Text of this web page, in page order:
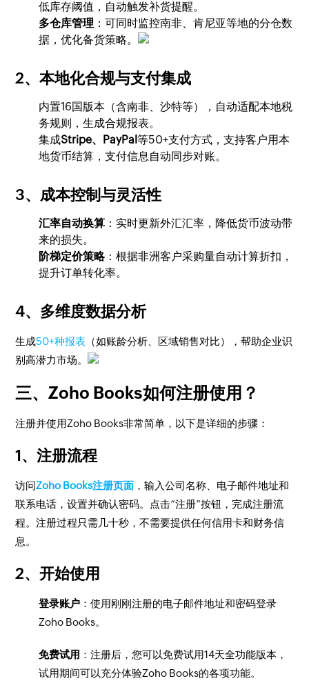
低库存阈值，自动触发补货提醒。
多仓库管理 ：可同时监控南非、肯尼亚等地的分仓数
据，优化备货策略。
2、本地化合规与支付集成
内置16国版本（含南非、沙特等），自动适配本地税
务规则，生成合规报表。
集成Stripe、PayPal等50+支付方式，支持客户用本
地货币结算，支付信息自动同步对账。
3、成本控制与灵活性
汇率自动换算 ：实时更新外汇汇率，降低货币波动带
来的损失。
阶梯定价策略：根据非洲客户采购量自动计算折扣，
提升订单转化率。
4、多维度数据分析
生成50+种报表 （如账龄分析、区域销售对比），帮助企业识
别高潜力市场。
三、Zoho Books如何注册使用？
注册并使用Zoho Books非常简单，以下是详细的步骤：
1、注册流程
访问Zoho Books注册页面 ，输入公司名称、电子邮件地址和
联系电话，设置并确认密码。点击“注册”按钮，完成注册流
程。注册过程只需几十秒，不需要提供任何信用卡和财务信
息。
2、开始使用
登录账户 ：使用刚刚注册的电子邮件地址和密码登录
Zoho Books。
免费试用 ：注册后，您可以免费试用14天全功能版本，
试用期间可以充分体验Zoho Books的各项功能。